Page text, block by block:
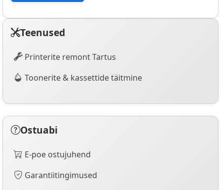
Teenused
Printerite remont Tartus
Toonerite & kassettide täitmine
Ostuabi
E-poe ostujuhend
Garantiitingimused